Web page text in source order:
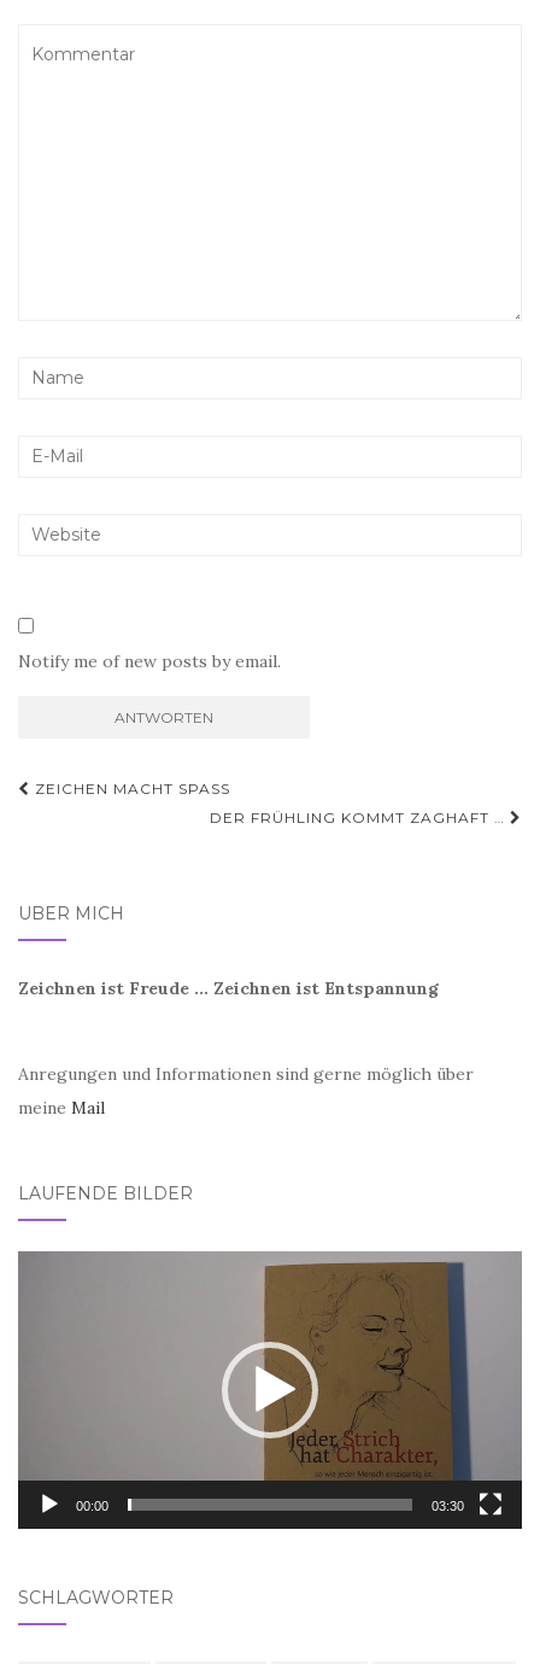
Notify me of new posts by email.
Beitragsnavigation
ZEICHEN MACHT SPASS
DER FRÜHLING KOMMT ZAGHAFT …
ÜBER MICH
Zeichnen ist Freude ... Zeichnen ist Entspannung
Anregungen und Informationen sind gerne möglich über
meine Mail
LAUFENDE BILDER
00:00 03:30
SCHLAGWÖRTER